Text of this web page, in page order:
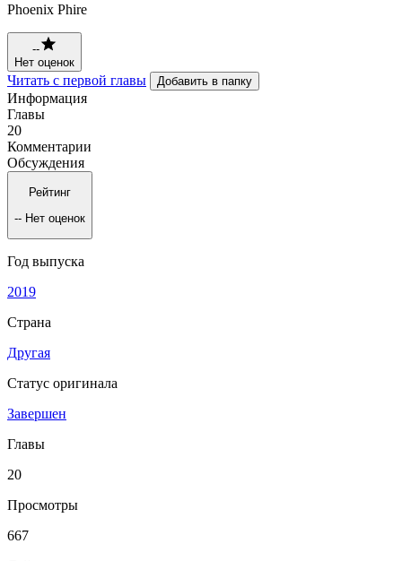
Phoenix Phire
--
Нет оценок
Читать с первой главы Добавить в папку
Информация
Главы
20
Комментарии
Обсуждения
Рейтинг
-- Нет оценок
Год выпуска
2019
Страна
Другая
Статус оригинала
Завершен
Главы
20
Просмотры
667